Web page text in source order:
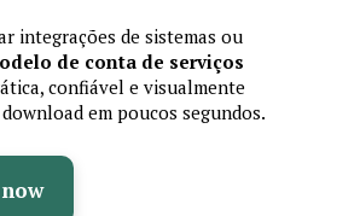
integrações de sistemas ou
de conta de serviços
confiável e visualmente
em poucos segundos.